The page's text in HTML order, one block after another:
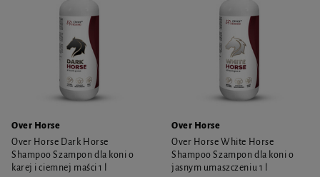
Over Horse
Over Horse Dark Horse
Shampoo Szampon dla koni o
karej i ciemnej maści 1 l
Over Horse
Over Horse White Horse
Shampoo Szampon dla koni o
jasnym umaszczeniu 1 l